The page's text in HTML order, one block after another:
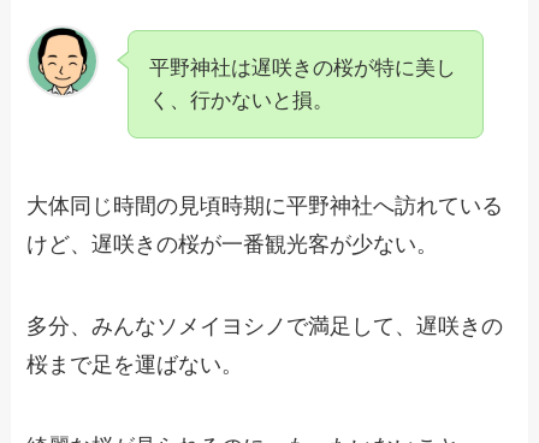
平野神社は遅咲きの桜が特に美し
く、行かないと損。
大体同じ時間の見頃時期に平野神社へ訪れている
けど、遅咲きの桜が一番観光客が少ない。
多分、みんなソメイヨシノで満足して、遅咲きの
桜まで足を運ばない。